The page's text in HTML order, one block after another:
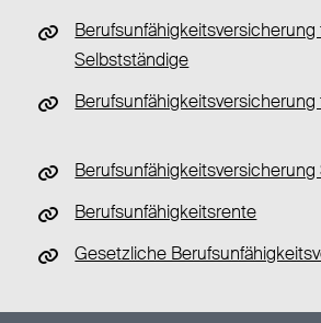
Berufsunfähigkeitsversicherung
Selbstständige
Berufsunfähigkeitsversicherung
Berufsunfähigkeitsversicherung
Berufsunfähigkeitsrente
Gesetzliche